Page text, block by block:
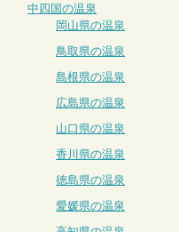
中四国の温泉
岡山県の温泉
鳥取県の温泉
島根県の温泉
広島県の温泉
山口県の温泉
香川県の温泉
徳島県の温泉
愛媛県の温泉